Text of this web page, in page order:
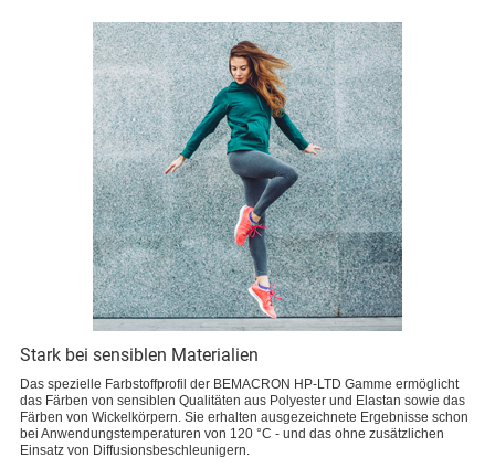
Stark bei sensiblen Materialien
Das spezielle Farbstoffprofil der BEMACRON HP-LTD Gamme ermöglicht
das Färben von sensiblen Qualitäten aus Polyester und Elastan sowie das
Färben von Wickelkörpern. Sie erhalten ausgezeichnete Ergebnisse schon
bei Anwendungstemperaturen von 120 °C - und das ohne zusätzlichen
Einsatz von Diffusionsbeschleunigern.